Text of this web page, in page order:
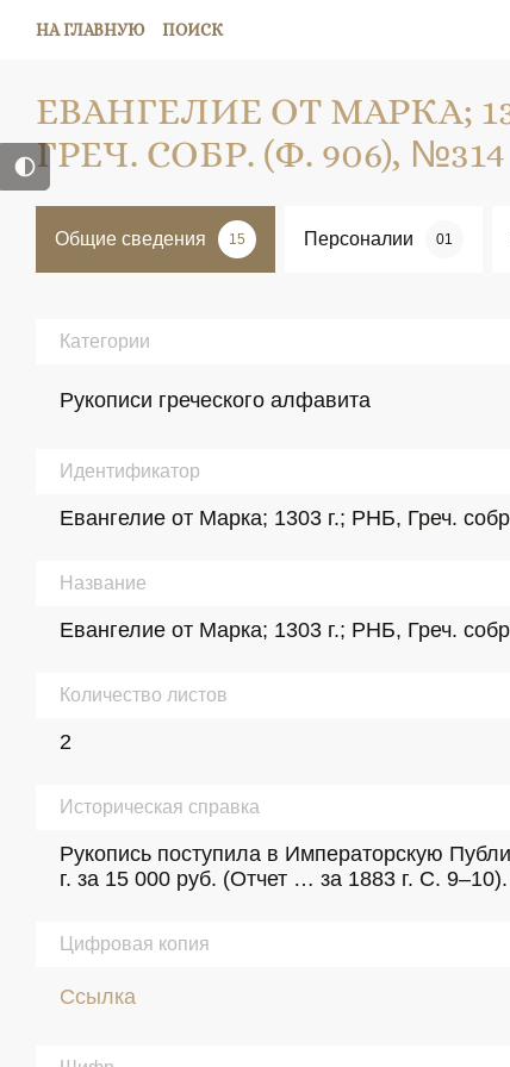
НА ГЛАВНУЮ ПОИСК
ЕВАНГЕЛИЕ ОТ МАРКА;
ГРЕЧ. СОБР. (Ф. 906), №314
Общие сведения 15 Персоналии 01
Категории
Рукописи греческого алфавита
Идентификатор
Евангелие от Марка; 1303 г.; РНБ, Греч.
Название
Евангелие от Марка; 1303 г.; РНБ, Греч.
Количество листов
2
Историческая справка
Рукопись поступила в Императорскую
г. за 15 000 руб. (Отчет … за 1883 г. С.
Цифровая копия
Ссылка